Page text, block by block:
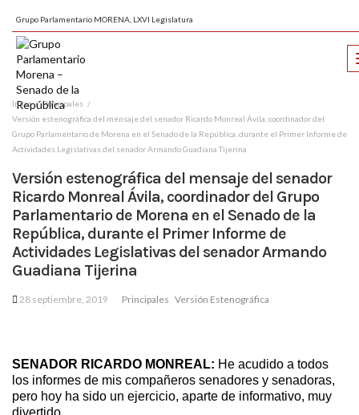
Grupo Parlamentario MORENA, LXVI Legislatura
Inicio
Principales
Versión estenográfica del mensaje del senador Ricardo Monreal Ávila, coordinador del
Grupo Parlamentario de Morena en el Senado de la República, durante el Primer Informe de
Actividades Legislativas del senador Armando Guadiana Tijerina
Versión estenográfica del mensaje del senador
Ricardo Monreal Ávila, coordinador del Grupo
Parlamentario de Morena en el Senado de la
República, durante el Primer Informe de
Actividades Legislativas del senador Armando
Guadiana Tijerina
28 septiembre, 2019 Principales Versión Estenográfica
SENADOR RICARDO MONREAL: He acudido a todos
los informes de mis compañeros senadores y senadoras,
pero hoy ha sido un ejercicio, aparte de informativo, muy
divertido.